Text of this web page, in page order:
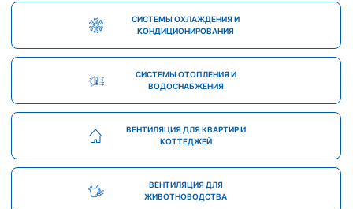
СИСТЕМЫ ОХЛАЖДЕНИЯ И
КОНДИЦИОНИРОВАНИЯ
СИСТЕМЫ ОТОПЛЕНИЯ И
ВОДОСНАБЖЕНИЯ
ВЕНТИЛЯЦИЯ ДЛЯ КВАРТИР И
КОТТЕДЖЕЙ
ВЕНТИЛЯЦИЯ ДЛЯ
ЖИВОТНОВОДСТВА